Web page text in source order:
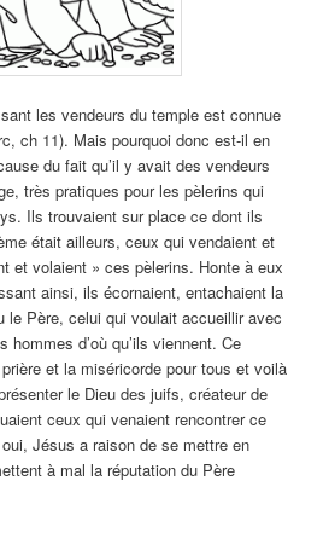
les vendeurs du temple est connue
ch 11). Mais pourquoi donc est-il en
du fait qu’il y avait des vendeurs
très pratiques pour les pèlerins qui
Ils trouvaient sur place ce dont ils
était ailleurs, ceux qui vendaient et
et volaient » ces pèlerins. Honte à eux
ainsi, ils écornaient, entachaient la
le Père, celui qui voulait accueillir avec
d’où qu’ils viennent. Ce
et la miséricorde pour tous et voilà
le Dieu des juifs, créateur de
ceux qui venaient rencontrer ce
Jésus a raison de se mettre en
à mal la réputation du Père